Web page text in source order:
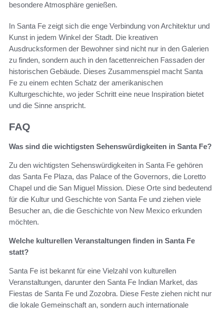
besondere Atmosphäre genießen.
In Santa Fe zeigt sich die enge Verbindung von Architektur und
Kunst in jedem Winkel der Stadt. Die kreativen
Ausdrucksformen der Bewohner sind nicht nur in den Galerien
zu finden, sondern auch in den facettenreichen Fassaden der
historischen Gebäude. Dieses Zusammenspiel macht Santa
Fe zu einem echten Schatz der amerikanischen
Kulturgeschichte, wo jeder Schritt eine neue Inspiration bietet
und die Sinne anspricht.
FAQ
Was sind die wichtigsten Sehenswürdigkeiten in Santa Fe?
Zu den wichtigsten Sehenswürdigkeiten in Santa Fe gehören
das Santa Fe Plaza, das Palace of the Governors, die Loretto
Chapel und die San Miguel Mission. Diese Orte sind bedeutend
für die Kultur und Geschichte von Santa Fe und ziehen viele
Besucher an, die die Geschichte von New Mexico erkunden
möchten.
Welche kulturellen Veranstaltungen finden in Santa Fe
statt?
Santa Fe ist bekannt für eine Vielzahl von kulturellen
Veranstaltungen, darunter den Santa Fe Indian Market, das
Fiestas de Santa Fe und Zozobra. Diese Feste ziehen nicht nur
die lokale Gemeinschaft an, sondern auch internationale